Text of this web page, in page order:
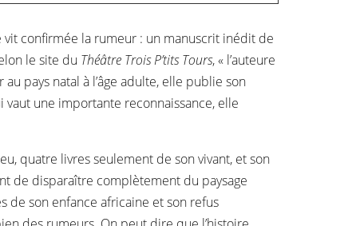
vit confirmée la rumeur : un manuscrit inédit de
le site du Théâtre Trois P’tits Tours, « l’auteure
pays natal à l’âge adulte, elle publie son
une importante reconnaissance, elle
quatre livres seulement de son vivant, et son
de disparaître complètement du paysage
de son enfance africaine et son refus